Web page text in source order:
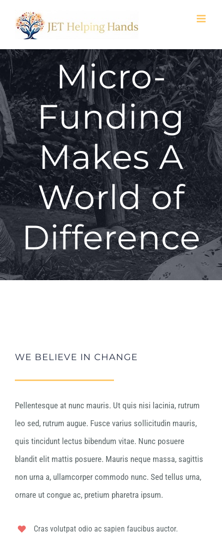
Micro-
Funding
Makes A
World of
Difference
WE BELIEVE IN CHANGE
Pellentesque at nunc mauris. Ut quis nisi lacinia, rutrum
leo sed, rutrum augue. Fusce varius sollicitudin mauris,
quis tincidunt lectus bibendum vitae. Nunc posuere
blandit elit mattis posuere. Mauris neque massa, sagittis
non urna a, ullamcorper commodo nunc. Sed tellus urna,
ornare ut congue ac, pretium pharetra ipsum.
Cras volutpat odio ac sapien faucibus auctor.